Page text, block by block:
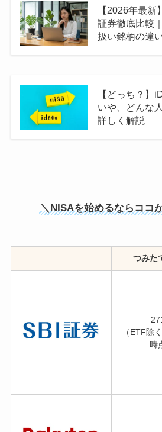
【2026年最新
証券徹底比較
扱い銘柄の違
【どっち？】
いや、どんな
詳しく解説
＼NISAを始めるならココ
つみた
（ETF除
時